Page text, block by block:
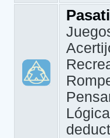
Lógica